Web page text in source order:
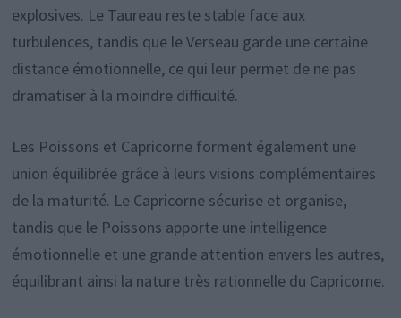
explosives. Le Taureau reste stable face aux
turbulences, tandis que le Verseau garde une certaine
distance émotionnelle, ce qui leur permet de ne pas
dramatiser à la moindre difficulté.
Les Poissons et Capricorne forment également une
union équilibrée grâce à leurs visions complémentaires
de la maturité. Le Capricorne sécurise et organise,
tandis que le Poissons apporte une intelligence
émotionnelle et une grande attention envers les autres,
équilibrant ainsi la nature très rationnelle du Capricorne.